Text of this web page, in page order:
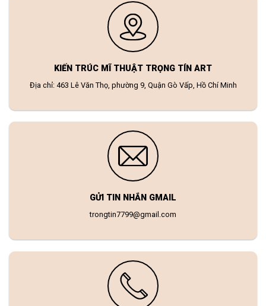
KIẾN TRÚC MĨ THUẬT TRỌNG TÍN ART
Địa chỉ: 463 Lê Văn Thọ, phường 9, Quận Gò Vấp, Hồ Chí Minh
GỬI TIN NHẮN GMAIL
trongtin7799@gmail.com